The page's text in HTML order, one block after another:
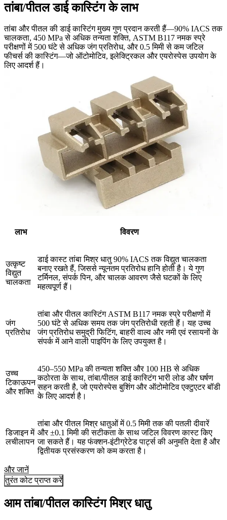
तांबा/पीतल डाई कास्टिंग के लाभ
तांबा और पीतल की डाई कास्टिंग मुख्य गुण प्रदान करती हैं—90% IACS तक
चालकता, 450 MPa से अधिक तन्यता शक्ति, ASTM B117 नमक स्प्रे
परीक्षणों में 500 घंटे से अधिक जंग प्रतिरोध, और 0.5 मिमी से कम जटिल
फीचर्स की कास्टिंग—जो ऑटोमोटिव, इलेक्ट्रिकल और एयरोस्पेस उपयोग के
लिए आदर्श हैं।
लाभ विवरण
उत्कृष्ट
विद्युत
चालकता
डाई कास्ट तांबा मिश्र धातु 90% IACS तक विद्युत चालकता
बनाए रखते हैं, जिससे न्यूनतम प्रतिरोध हानि होती है। ये गुण
टर्मिनल, संपर्क पिन, और चालक आवरण जैसे घटकों के लिए
महत्वपूर्ण हैं।
जंग
प्रतिरोध
तांबा और पीतल कास्टिंग ASTM B117 नमक स्प्रे परीक्षणों में
500 घंटे से अधिक समय तक जंग प्रतिरोधी रहती हैं। यह उच्च
जंग प्रतिरोध समुद्री फिटिंग, बाहरी वाल्व और नमी एवं रसायनों के
संपर्क में आने वाली पाइपिंग के लिए उपयुक्त है।
उच्च
टिकाऊपन
और शक्ति
450–550 MPa की तन्यता शक्ति और 100 HB से अधिक
कठोरता के साथ, तांबा/पीतल डाई कास्टिंग भारी लोड और घर्षण
सहन करती है, जो एयरोस्पेस बुशिंग और ऑटोमोटिव एक्टुएटर बॉडी
के लिए आदर्श है।
डिजाइन में
लचीलापन
तांबा और पीतल मिश्र धातुओं में 0.5 मिमी तक की पतली दीवारें
और ±0.1 मिमी की सटीकता के साथ जटिल विवरण कास्ट किए
जा सकते हैं। यह फंक्शन-इंटीग्रेटेड पार्ट्स की अनुमति देता है और
द्वितीयक प्रसंस्करण को कम करता है।
और जानें
तुरंत कोट प्राप्त करें
आम तांबा/पीतल कास्टिंग मिश्र धातु